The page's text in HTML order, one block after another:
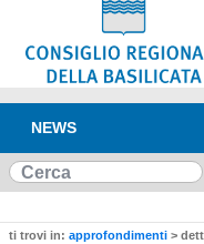
NEWS
ti trovi in: approfondimenti >